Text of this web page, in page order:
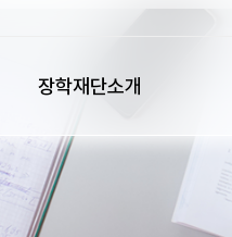
장학재단소개